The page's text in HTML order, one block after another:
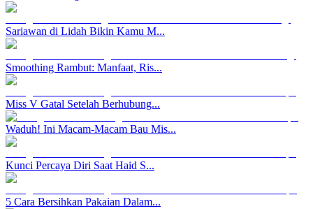
Sariawan di Lidah Bikin Kamu M...
Smoothing Rambut: Manfaat, Ris...
Miss V Gatal Setelah Berhubung...
Waduh! Ini Macam-Macam Bau Mis...
Kunci Percaya Diri Saat Haid S...
5 Cara Bersihkan Pakaian Dalam...